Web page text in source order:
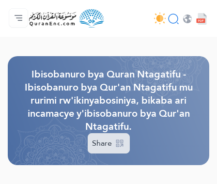
Ahabanza.
Ishakiro ry'ibisobanuro
Audio
Serivisi z'abakora amavugurura. - API
Ibijyanye n'umushinga.
Twandikire.
Ururimi.
Ibisobanuro bya Quran Ntagatifu -
Ibisobanuro bya Qur'an Ntagatifu mu
rurimi rw'ikinyabosiniya, bikaba ari
incamacye y'ibisobanuro bya Qur'an
Ntagatifu.
Share